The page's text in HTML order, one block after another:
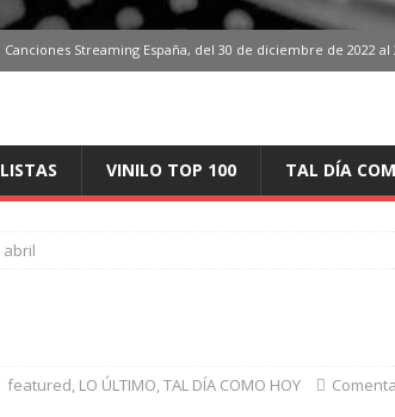
Canciones Streaming España, del 30 de diciembre de 2022
LISTAS VINILO TOP 100 TAL DÍA
abril
featured, LO ÚLTIMO,TAL DÍA COMO HOY